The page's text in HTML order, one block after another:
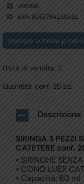
UMDNS:
EAN: 8032764150532
Stampa scheda
Unità di vendita: 1
Quantità: conf. 20 pz.
Descrizione
SIRINGA 3 PEZZI
CATETERE conf.
• SIRINGHE
• CONO LUER
• Capacità: 60 ml